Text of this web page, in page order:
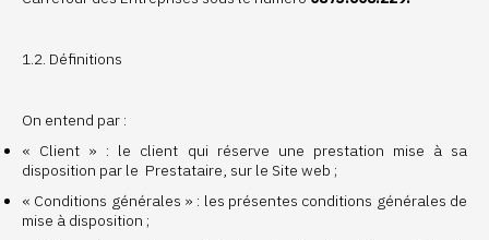
1.2. Définitions
On entend par :
« Client » : le client qui réserve une prestation mise à sa
disposition par le Prestataire, sur le Site web ;
« Conditions générales » : les présentes conditions générales de
mise à disposition ;